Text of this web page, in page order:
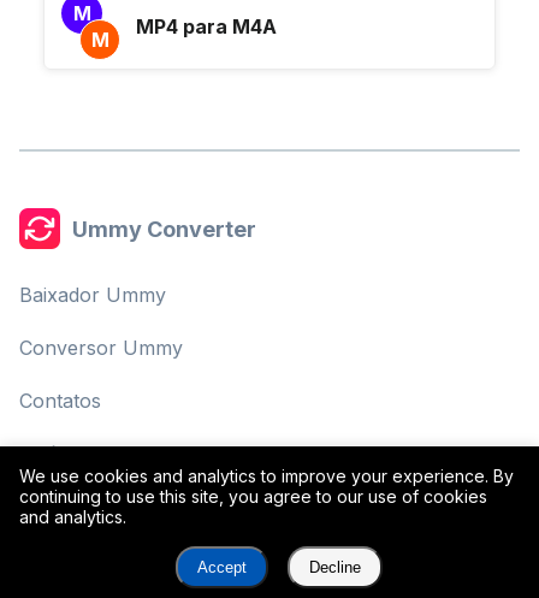
We use cookies and analytics to improve your experience. By
continuing to use this site, you agree to our use of cookies
and analytics.
Accept Decline
M
M
MP4 para M4A
Ummy Converter
Baixador Ummy
Conversor Ummy
Contatos
Política de Privacidade
Termos de Uso